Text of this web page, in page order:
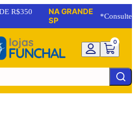
R$350
NA GRANDE
SP
*Consulte
0